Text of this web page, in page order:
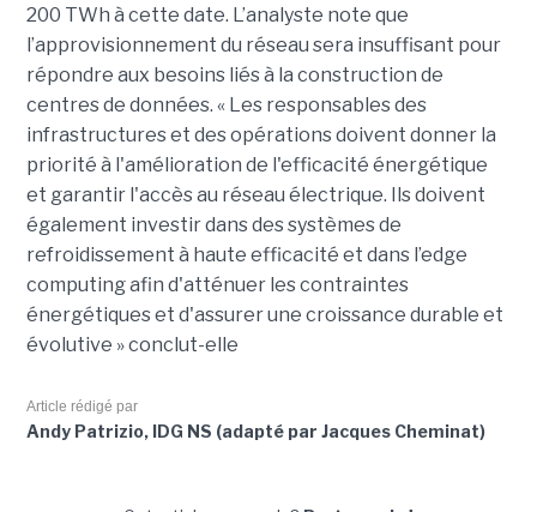
200 TWh à cette date. L’analyste note que
l’approvisionnement du réseau sera insuffisant pour
répondre aux besoins liés à la construction de
centres de données. « Les responsables des
infrastructures et des opérations doivent donner la
priorité à l'amélioration de l'efficacité énergétique
et garantir l'accès au réseau électrique. Ils doivent
également investir dans des systèmes de
refroidissement à haute efficacité et dans l’edge
computing afin d'atténuer les contraintes
énergétiques et d'assurer une croissance durable et
évolutive » conclut-elle
Article rédigé par
Andy Patrizio, IDG NS (adapté par Jacques Cheminat)